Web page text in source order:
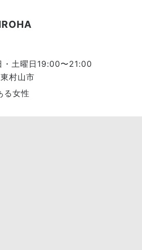
・土曜日19:00〜21:00
村山市
る女性